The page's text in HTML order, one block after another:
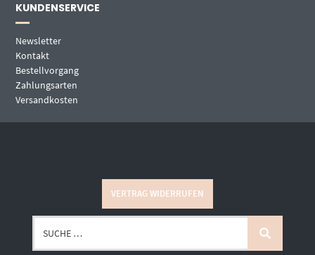
KUNDENSERVICE
Newsletter
Kontakt
Bestellvorgang
Zahlungsarten
Versandkosten
VERTRAG WIDERRUFEN